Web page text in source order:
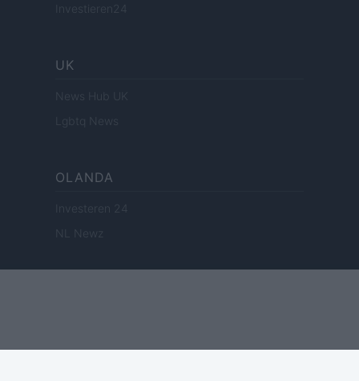
Investieren24
UK
News Hub UK
Lgbtq News
OLANDA
Investeren 24
NL Newz